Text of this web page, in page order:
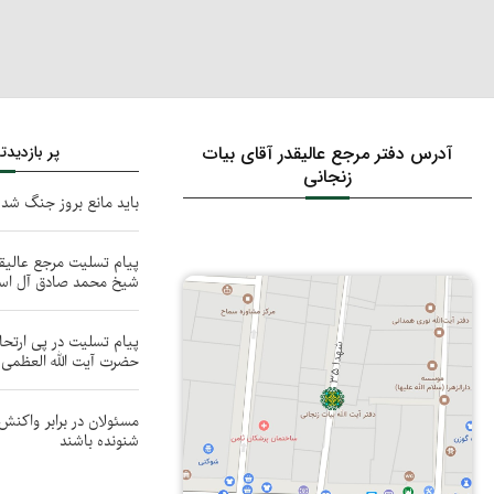
آدرس دفتر مرجع عالیقدر آقای بیات
زنجانی
پر
باید مانع بروز جنگ شد
پیام تسلیت مرجع
شیخ محمد صادق آل
پیام تسلیت در پی
حضرت آیت الله
مسئولان در برابر
شنونده باشند